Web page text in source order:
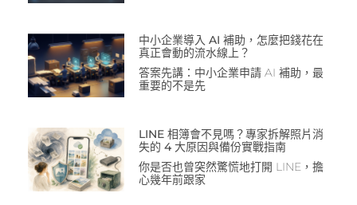
中小企業導入 AI 補助，怎麼把錢花在
真正會動的流水線上？
答案先講：中小企業申請 AI 補助，最
重要的不是先
LINE 相簿會不見嗎？專家拆解照片消
失的 4 大原因與備份實戰指南
你是否也曾突然驚慌地打開 LINE，擔
心幾年前跟家